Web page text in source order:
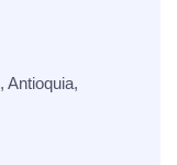
Antioquia,